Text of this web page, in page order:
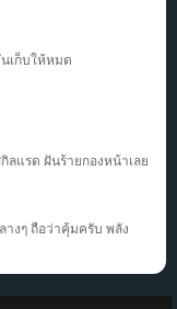
เก็บให้หมด
ลแรด ฝันร้ายกองหน้าเลย
างๆ ถือว่าคุ้มครับ พลัง